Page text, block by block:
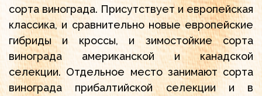
сорта винограда. Присутствует и европейская
классика, и сравнительно новые европейские
гибриды и кроссы, и зимостойкие сорта
винограда американской и канадской
селекции. Отдельное место занимают сорта
винограда прибалтийской селекции и в